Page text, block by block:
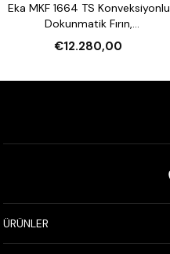
Eka MKF 1664 TS Konveksiyonlu
Dokunmatik Fırın,
Nemlendirmeli 16 Tepsi
Kapasiteli Elektrikli
€12.280,00
ÜRÜNLER